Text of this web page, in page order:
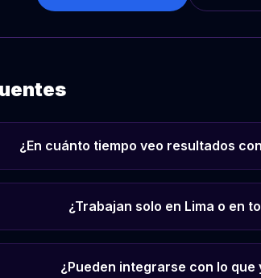
¿En cuánto tiempo veo resultados
¿Trabajan solo en Lima o en
¿Pueden integrarse con lo que